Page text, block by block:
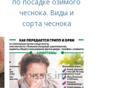
чеснока. Виды и
сорта чеснока